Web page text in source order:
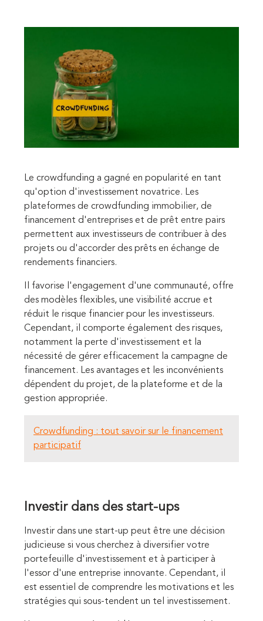
Le crowdfunding a gagné en popularité en tant
qu'option d'investissement novatrice. Les
plateformes de crowdfunding immobilier, de
financement d'entreprises et de prêt entre pairs
permettent aux investisseurs de contribuer à des
projets ou d'accorder des prêts en échange de
rendements financiers.
Il favorise l'engagement d'une communauté, offre
des modèles flexibles, une visibilité accrue et
réduit le risque financier pour les investisseurs.
Cependant, il comporte également des risques,
notamment la perte d'investissement et la
nécessité de gérer efficacement la campagne de
financement. Les avantages et les inconvénients
dépendent du projet, de la plateforme et de la
gestion appropriée.
Crowdfunding : tout savoir sur le financement
participatif
Investir dans des start-ups
Investir dans une start-up peut être une décision
judicieuse si vous cherchez à diversifier votre
portefeuille d'investissement et à participer à
l'essor d'une entreprise innovante. Cependant, il
est essentiel de comprendre les motivations et les
stratégies qui sous-tendent un tel investissement.